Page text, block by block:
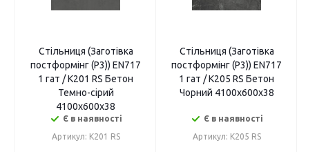
Стільниця (Заготівка
постформінг (P3)) EN717
1 гат / K201 RS Бетон
Темно-сірий
4100х600х38
Є в наявності
Артикул: K201 RS
Стільниця (Заготівка
постформінг (P3)) EN717
1 гат / K205 RS Бетон
Чорний 4100х600х38
Є в наявності
Артикул: K205 RS